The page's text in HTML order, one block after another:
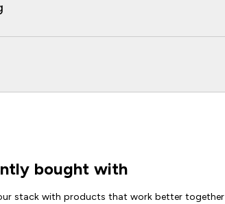
bought with
stack with products that work better together